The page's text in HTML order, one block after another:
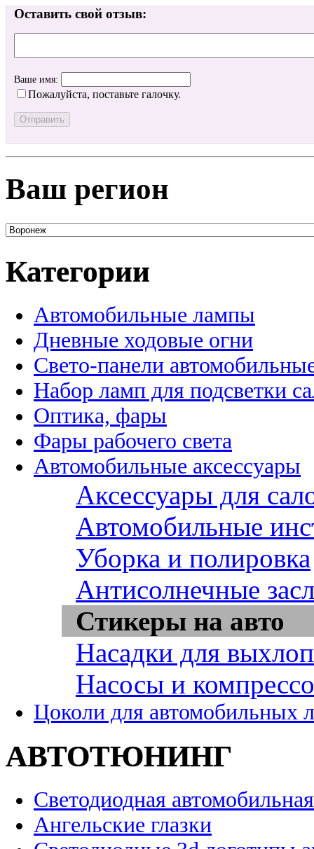
Оставить свой отзыв:
Ваше имя:
Пожалуйста, поставьте галочку.
Ваш регион
Категории
Автомобильные лампы
Дневные ходовые огни
Свето-панели
Набор ламп для подсветки
Оптика, фары
Фары рабочего света
Автомобильные аксессуары
Аксессуары для
Автомобильные
Уборка и полировка
Антисолнечные
Стикеры на авто
Насадки для
Насосы и
Цоколи для автомобильных
АВТОТЮНИНГ
Светодиодная
Ангельские глазки